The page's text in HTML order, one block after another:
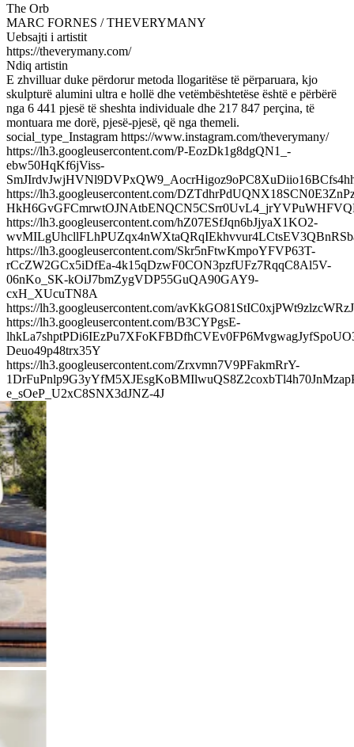
The Orb
MARC FORNES / THEVERYMANY
Uebsajti i artistit
https://theverymany.com/
Ndiq artistin
E zhvilluar duke përdorur metoda llogaritëse të përparuara, kjo
skulpturë alumini ultra e hollë dhe vetëmbështetëse është e përbërë
nga 6 441 pjesë të sheshta individuale dhe 217 847 perçina, të
montuara me dorë, pjesë-pjesë, që nga themeli.
social_type_Instagram https://www.instagram.com/theverymany/
https://lh3.googleusercontent.com/P-EozDk1g8dgQN1_-
ebw50HqKf6jViss-
https://lh3.googleusercontent.com/
https://lh3.googleusercontent.com/hZ07ESfJqn6bJjyaX1KO2-
https://lh3.googleusercontent.com/Skr5nFtwKmpoYFVP63T-
rCcZW2GCx5iDfEa-4k15qDzwF0CON3pzfUFz7RqqC8Al5V-
06nKo_SK-kOiJ7bmZygVDP55GuQA90GAY9-
cxH_XUcuTN8A
https://lh3.googleusercontent.com/
https://lh3.googleusercontent.com/B3CYPgsE-
Deuo49p48trx35Y
https://lh3.googleusercontent.com/Zrxvmn7V9PFakmRrY-
e_sOeP_U2xC8SNX3dJNZ-4J